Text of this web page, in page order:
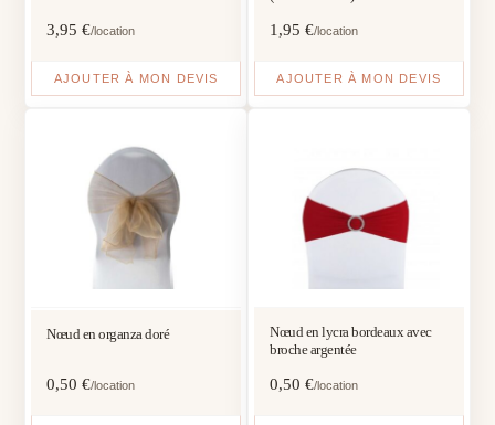
3,95€/location
AJOUTER À MON DEVIS
1,95 €/location
AJOUTER À MON DEVIS
Nœud en organza doré
0,50€/location
Nœud en lycra bordeaux avec
broche argentée
0,50 €/location